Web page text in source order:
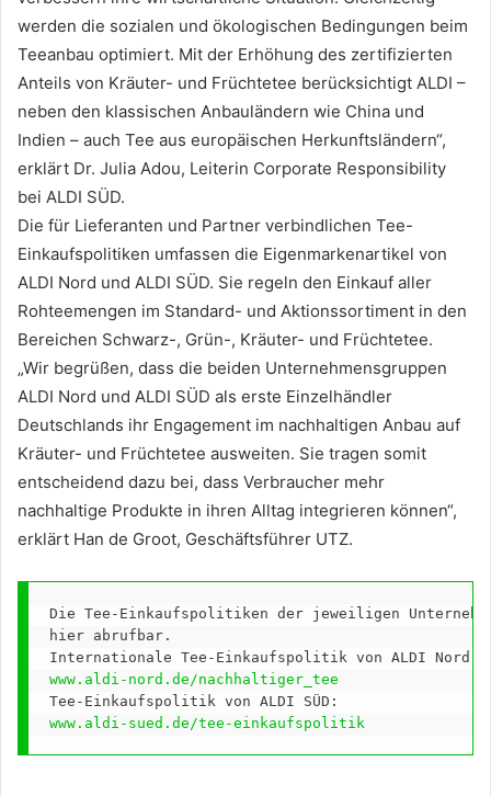
werden die sozialen und ökologischen Bedingungen beim
Teeanbau optimiert. Mit der Erhöhung des zertifizierten
Anteils von Kräuter- und Früchtetee berücksichtigt ALDI –
neben den klassischen Anbauländern wie China und
Indien – auch Tee aus europäischen Herkunftsländern“,
erklärt Dr. Julia Adou, Leiterin Corporate Responsibility
bei ALDI SÜD.
Die für Lieferanten und Partner verbindlichen Tee-
Einkaufspolitiken umfassen die Eigenmarkenartikel von
ALDI Nord und ALDI SÜD. Sie regeln den Einkauf aller
Rohteemengen im Standard- und Aktionssortiment in den
Bereichen Schwarz-, Grün-, Kräuter- und Früchtetee.
„Wir begrüßen, dass die beiden Unternehmensgruppen
ALDI Nord und ALDI SÜD als erste Einzelhändler
Deutschlands ihr Engagement im nachhaltigen Anbau auf
Kräuter- und Früchtetee ausweiten. Sie tragen somit
entscheidend dazu bei, dass Verbraucher mehr
nachhaltige Produkte in ihren Alltag integrieren können“,
erklärt Han de Groot, Geschäftsführer UTZ.
Die Tee-Einkaufspolitiken der jeweiligen
hier abrufbar.
www.aldi-nord.de/nachhaltiger_tee
www.aldi-sued.de/tee-einkaufspolitik